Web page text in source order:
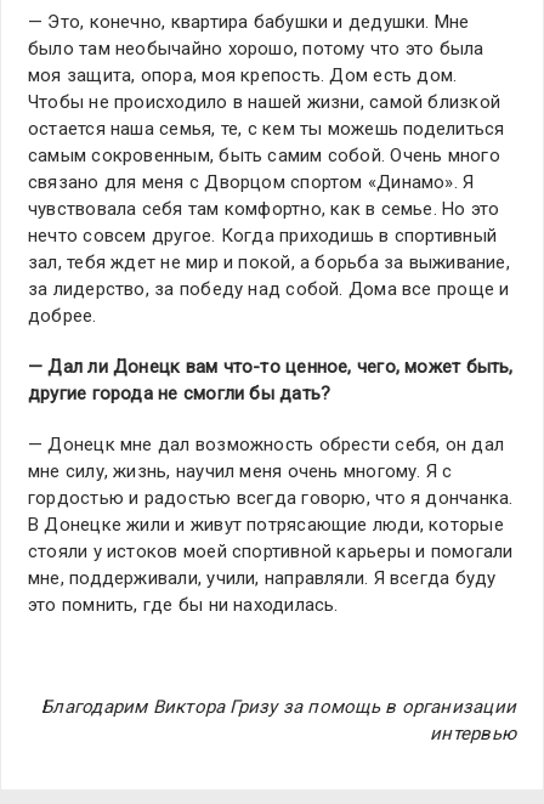
— Это, конечно, квартира бабушки и дедушки. Мне
было там необычайно хорошо, потому что это была
моя защита, опора, моя крепость. Дом есть дом.
Чтобы не происходило в нашей жизни, самой близкой
остается наша семья, те, с кем ты можешь поделиться
самым сокровенным, быть самим собой. Очень много
связано для меня с Дворцом спортом «Динамо». Я
чувствовала себя там комфортно, как в семье. Но это
нечто совсем другое. Когда приходишь в спортивный
зал, тебя ждет не мир и покой, а борьба за выживание,
за лидерство, за победу над собой. Дома все проще и
добрее.
— Дал ли Донецк вам что-то ценное, чего, может быть,
другие города не смогли бы дать?
— Донецк мне дал возможность обрести себя, он дал
мне силу, жизнь, научил меня очень многому. Я с
гордостью и радостью всегда говорю, что я дончанка.
В Донецке жили и живут потрясающие люди, которые
стояли у истоков моей спортивной карьеры и помогали
мне, поддерживали, учили, направляли. Я всегда буду
это помнить, где бы ни находилась.
Благодарим Виктора Гризу за помощь в организации
интервью